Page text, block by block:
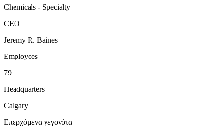
Chemicals - Specialty
CEO
Jeremy R. Baines
Employees
79
Headquarters
Calgary
Επερχόμενα γεγονότα